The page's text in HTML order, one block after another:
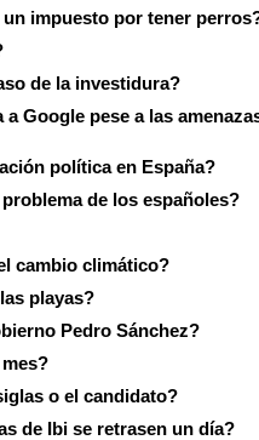
impuesto por tener
de la investidura?
Google pese a las
política en España?
de los españoles?
cambio climático?
playas?
Pedro Sánchez?
o el candidato?
de Ibi se retrasen un día?